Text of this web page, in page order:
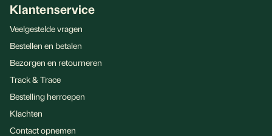
Klantenservice
Veelgestelde vragen
Bestellen en betalen
Bezorgen en retourneren
Track & Trace
Bestelling herroepen
Klachten
Contact opnemen